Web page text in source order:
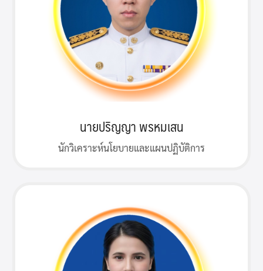
Search
นายปริญญา พรหมเสน
นักวิเคราะห์นโยบายและแผนปฏิบัติการ